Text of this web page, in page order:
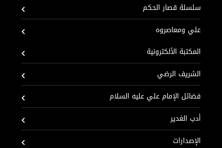
سلسلة قصار الحكم
علي ومعاصروه
المكتبة الألكترونية
الشريف الرضي
فضائل الإمام علي عليه السلام
أدب الغدير
الإصدارات